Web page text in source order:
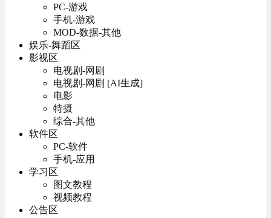
PC-游戏
手机-游戏
MOD-数据-其他
娱乐-舞蹈区
影视区
电视剧-网剧
电视剧-网剧 [AI生成]
电影
特摄
综合-其他
软件区
PC-软件
手机-应用
学习区
图文教程
视频教程
公告区